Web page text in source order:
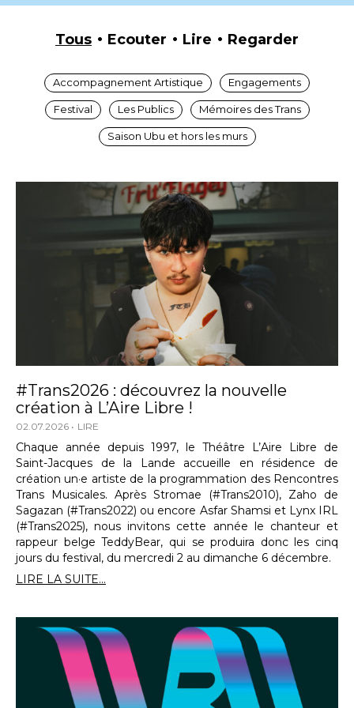
Tous Ecouter Lire Regarder
Accompagnement Artistique Engagements
Festival Les Publics Mémoires des Trans
Saison Ubu et hors les murs
#Trans2026 : découvrez la nouvelle
création à L’Aire Libre !
02.07.2026 LIRE
Chaque année depuis 1997, le Théâtre L’Aire Libre de
Saint-Jacques de la Lande accueille en résidence de
création un·e artiste de la programmation des Rencontres
Trans Musicales. Après Stromae (#Trans2010), Zaho de
Sagazan (#Trans2022) ou encore Asfar Shamsi et Lynx IRL
(#Trans2025), nous invitons cette année le chanteur et
rappeur belge TeddyBear, qui se produira donc les cinq
jours du festival, du mercredi 2 au dimanche 6 décembre.
LIRE LA SUITE...